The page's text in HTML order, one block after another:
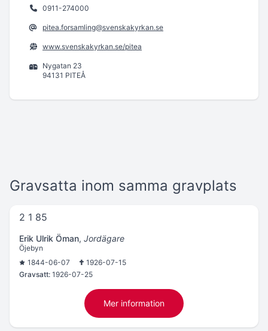
0911-274000
pitea.forsamling@svenskakyrkan.se
www.svenskakyrkan.se/pitea
Nygatan 23
94131 PITEÅ
Gravsatta inom samma gravplats
2 1 85
Erik Ulrik Öman, Jordägare
Öjebyn
1844-06-07
1926-07-15
Gravsatt: 1926-07-25
Mer information